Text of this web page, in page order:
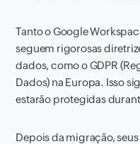
Tanto o Google
seguem rigorosas
dados, como o GDPR
Dados) na Europa. Isso
estarão protegidas
Depois da migração,